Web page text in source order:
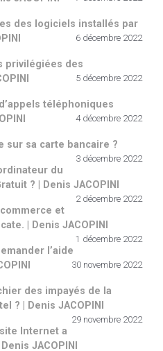
des logiciels installés par
6 décembre 2022
privilégiées des
5 décembre 2022
téléphoniques
4 décembre 2022
sur sa carte bancaire ?
3 décembre 2022
du
? | Denis JACOPINI
2 décembre 2022
et
| Denis JACOPINI
1 décembre 2022
l’aide
30 novembre 2022
des impayés de la
? | Denis JACOPINI
29 novembre 2022
Internet a
JACOPINI